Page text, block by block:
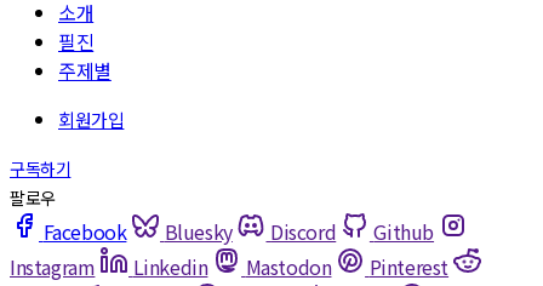
소개
필진
주제별
Facebook Bluesky Discord
Github
Instagram
Linkedin Mastodon
Pinterest